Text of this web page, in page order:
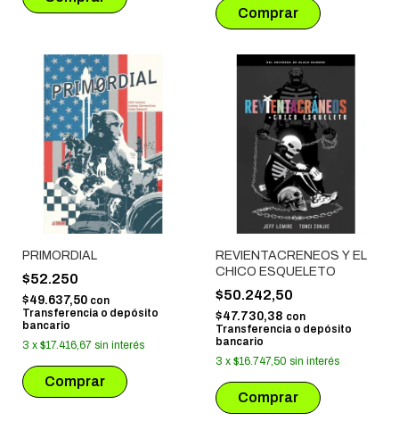
PRIMORDIAL
$52.250
$49.637,50 con
Transferencia o depósito
bancario
3 x $17.416,67 sin interés
REVIENTACRENEOS Y EL
CHICO ESQUELETO
$50.242,50
$47.730,38 con
Transferencia o depósito
bancario
3 x $16.747,50 sin interés